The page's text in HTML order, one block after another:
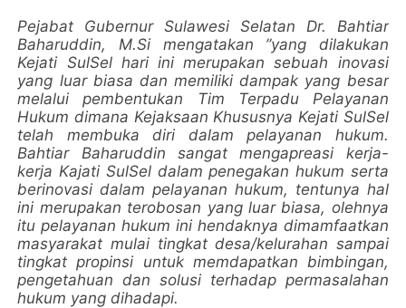
Pejabat Gubernur Sulawesi Selatan Dr. Bahtiar
Baharuddin, M.Si mengatakan ”yang dilakukan
Kejati SulSel hari ini merupakan sebuah inovasi
yang luar biasa dan memiliki dampak yang besar
melalui pembentukan Tim Terpadu Pelayanan
Hukum dimana Kejaksaan Khususnya Kejati SulSel
telah membuka diri dalam pelayanan hukum.
Bahtiar Baharuddin sangat mengapreasi kerja-
kerja Kajati SulSel dalam penegakan hukum serta
berinovasi dalam pelayanan hukum, tentunya hal
ini merupakan terobosan yang luar biasa, olehnya
itu pelayanan hukum ini hendaknya dimamfaatkan
masyarakat mulai tingkat desa/kelurahan sampai
tingkat propinsi untuk memdapatkan bimbingan,
pengetahuan dan solusi terhadap permasalahan
hukum yang dihadapi.